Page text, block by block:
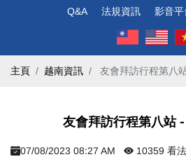
Q&A
法規資訊 影音平
主頁 越南資訊 友會拜訪行程第八
友會拜訪行程第八站
07/08/2023 08:27 AM 10359 看法